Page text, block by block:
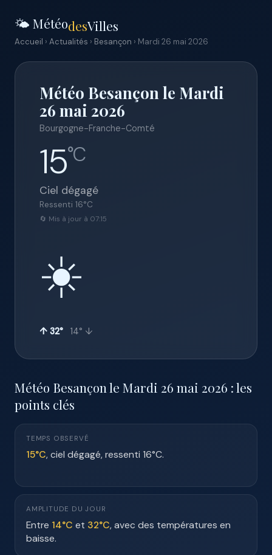
🌤️ MétéodesVilles
Accueil › Actualités › Besançon › Mardi 26 mai 2026
Météo Besançon le Mardi
26 mai 2026
Bourgogne-Franche-Comté
15°C
Ciel dégagé
Ressenti 16°C
🔄 Mis à jour à 07:15
☀️
↑ 32° 14° ↓
Météo Besançon le Mardi 26 mai 2026 : les
points clés
TEMPS OBSERVÉ
15°C, ciel dégagé, ressenti 16°C.
AMPLITUDE DU JOUR
Entre 14°C et 32°C, avec des températures en
baisse.